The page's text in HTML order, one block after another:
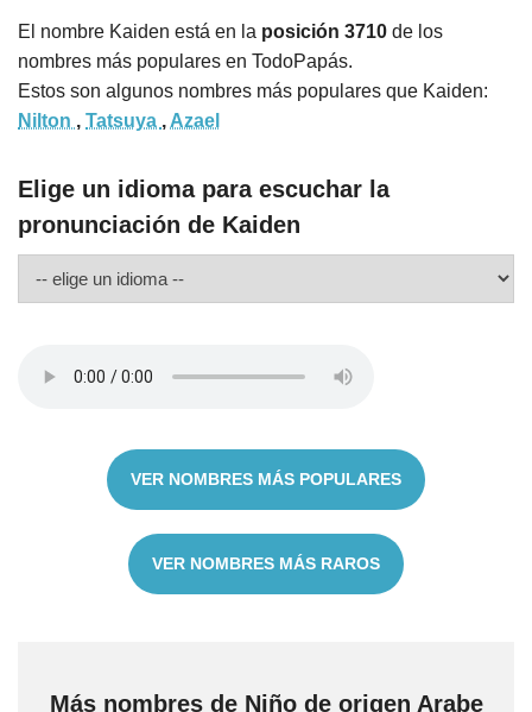
El nombre Kaiden está en la posición 3710 de los
nombres más populares en TodoPapás.
Estos son algunos nombres más populares que Kaiden:
Nilton , Tatsuya , Azael
Elige un idioma para escuchar la
pronunciación de Kaiden
VER NOMBRES MÁS POPULARES
VER NOMBRES MÁS RAROS
Más nombres de Niño de origen Arabe